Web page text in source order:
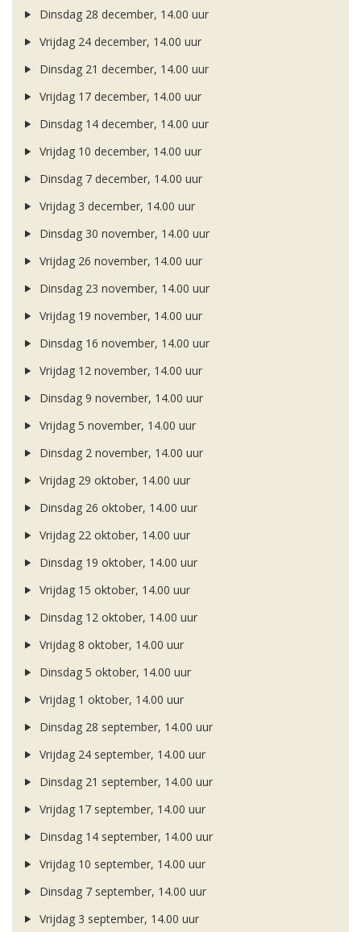
Dinsdag 28 december, 14.00 uur
Vrijdag 24 december, 14.00 uur
Dinsdag 21 december, 14.00 uur
Vrijdag 17 december, 14.00 uur
Dinsdag 14 december, 14.00 uur
Vrijdag 10 december, 14.00 uur
Dinsdag 7 december, 14.00 uur
Vrijdag 3 december, 14.00 uur
Dinsdag 30 november, 14.00 uur
Vrijdag 26 november, 14.00 uur
Dinsdag 23 november, 14.00 uur
Vrijdag 19 november, 14.00 uur
Dinsdag 16 november, 14.00 uur
Vrijdag 12 november, 14.00 uur
Dinsdag 9 november, 14.00 uur
Vrijdag 5 november, 14.00 uur
Dinsdag 2 november, 14.00 uur
Vrijdag 29 oktober, 14.00 uur
Dinsdag 26 oktober, 14.00 uur
Vrijdag 22 oktober, 14.00 uur
Dinsdag 19 oktober, 14.00 uur
Vrijdag 15 oktober, 14.00 uur
Dinsdag 12 oktober, 14.00 uur
Vrijdag 8 oktober, 14.00 uur
Dinsdag 5 oktober, 14.00 uur
Vrijdag 1 oktober, 14.00 uur
Dinsdag 28 september, 14.00 uur
Vrijdag 24 september, 14.00 uur
Dinsdag 21 september, 14.00 uur
Vrijdag 17 september, 14.00 uur
Dinsdag 14 september, 14.00 uur
Vrijdag 10 september, 14.00 uur
Dinsdag 7 september, 14.00 uur
Vrijdag 3 september, 14.00 uur